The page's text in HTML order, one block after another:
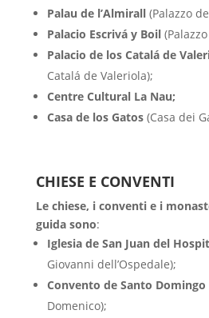
Palau de l’Almirall(Palazzo
Palacio Escrivá y Boil
Palacio de los Catalá de
Catalá de Valeriola);
Centre Cultural La Nau;
Casa de los Gatos(Casa dei
CHIESE E CONVENTI
Le chiese, i conventi e i
guida sono:
Iglesia de San Juan del
Giovanni dell’Ospedale);
Convento de Santo Domingo
Domenico);